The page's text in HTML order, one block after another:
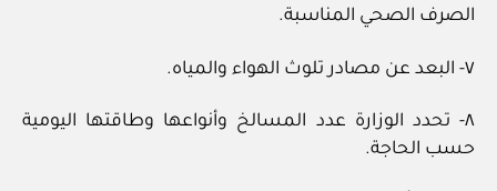
الصرف الصحي المناسبة.
٧- البعد عن مصادر تلوث الهواء والمياه.
٨- تحدد الوزارة عدد المسالخ وأنواعها وطاقتها اليومية
حسب الحاجة.